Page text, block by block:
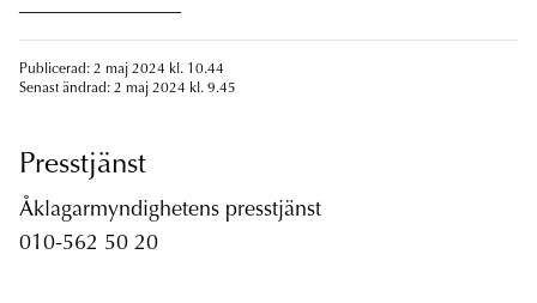
Publicerad: 2 maj 2024 kl. 10.44
Senast ändrad: 2 maj 2024 kl. 9.45
Presstjänst
Åklagarmyndighetens presstjänst
010-562 50 20